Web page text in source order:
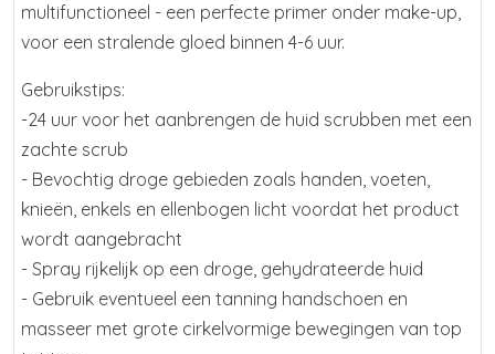
multifunctioneel - een perfecte primer onder make-up,
voor een stralende gloed binnen 4-6 uur.
Gebruikstips:
-24 uur voor het aanbrengen de huid scrubben met een
zachte scrub
- Bevochtig droge gebieden zoals handen, voeten,
knieën, enkels en ellenbogen licht voordat het product
wordt aangebracht
- Spray rijkelijk op een droge, gehydrateerde huid
- Gebruik eventueel een tanning handschoen en
masseer met grote cirkelvormige bewegingen van top